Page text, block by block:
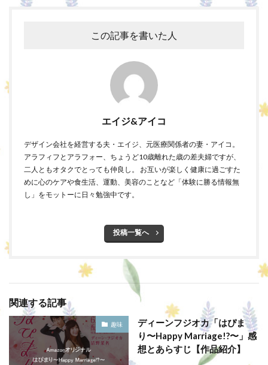
この記事を書いた人
エイジ&アイコ
デザイン会社を経営する夫・エイジ、元医療関係者の妻・アイコ。
アラフィフとアラフォー、ちょうど10歳離れた歳の差夫婦ですが、
二人ともオタクでとっても仲良し。 お互いが楽しく健康に過ごすた
めに心のケアや食生活、運動、美容のことなど「体験に勝る情報無
し」をモットーに日々勉強中です。
投稿一覧へ
関連する記事
趣味
ディーンフジオカ「はぴま
り〜Happy Marriage!?〜」感
想とあらすじ【作品紹介】